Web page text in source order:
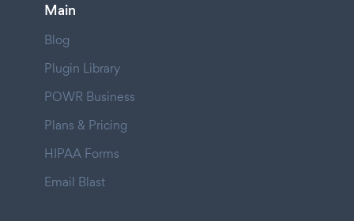
Main
Blog
Plugin Library
POWR Business
Plans & Pricing
HIPAA Forms
Email Blast